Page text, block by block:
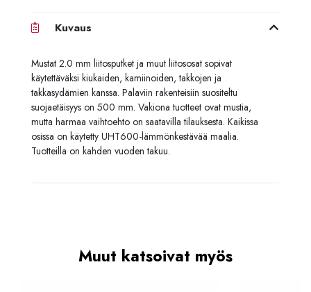
Kuvaus
Mustat 2.0 mm liitosputket ja muut liitososat sopivat
käytettäväksi kiukaiden, kamiinoiden, takkojen ja
takkasydämien kanssa. Palaviin rakenteisiin suositeltu
suojaetäisyys on 500 mm. Vakiona tuotteet ovat mustia,
mutta harmaa vaihtoehto on saatavilla tilauksesta. Kaikissa
osissa on käytetty UHT600-lämmönkestävää maalia.
Tuotteilla on kahden vuoden takuu.
Muut katsoivat myös